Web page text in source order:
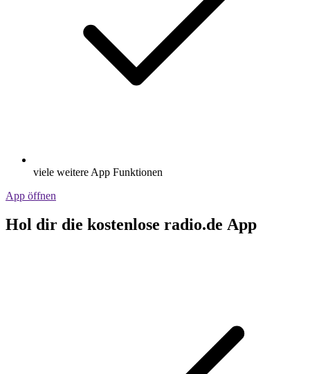
viele weitere App Funktionen
App öffnen
Hol dir die kostenlose radio.de App